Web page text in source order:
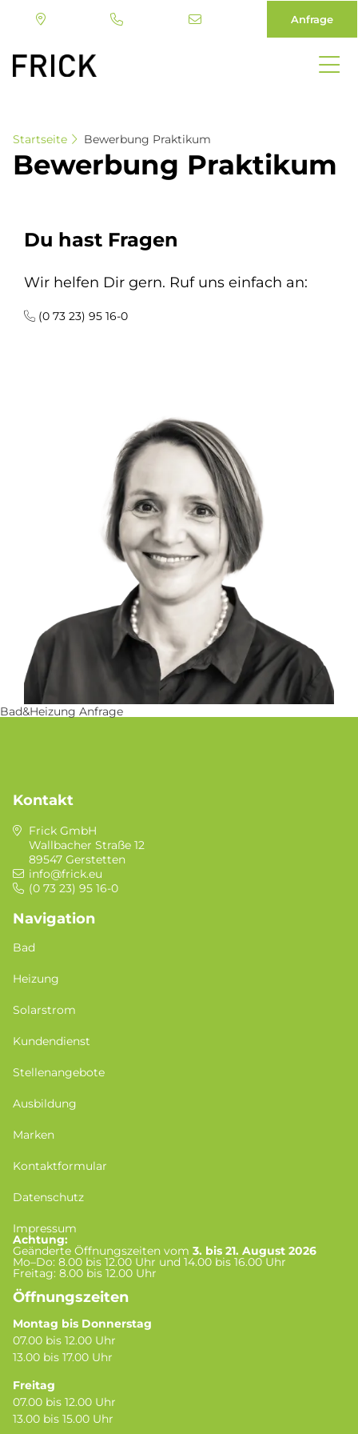
Anfrage
Startseite Bewerbung Praktikum
Be­wer­bung Prak­ti­kum
Du hast Fragen
Wir helfen Dir gern. Ruf uns einfach an:
(0 73 23) 95 16-0
Bad&Heizung Anfrage
Kontakt
Frick GmbH
Wallbacher Straße 12
89547 Gerstetten
info@frick.eu
(0 73 23) 95 16-0
Navigation
Bad
Heizung
Solarstrom
Kundendienst
Stellenangebote
Ausbildung
Marken
Kontaktformular
Datenschutz
Impressum
Achtung:
Geänderte Öffnungszeiten vom 3. bis 21. August 2026
Mo–Do: 8.00 bis 12.00 Uhr und 14.00 bis 16.00 Uhr
Freitag: 8.00 bis 12.00 Uhr
Öffnungszeiten
Montag bis Donnerstag
07.00 bis 12.00 Uhr
13.00 bis 17.00 Uhr
Freitag
07.00 bis 12.00 Uhr
13.00 bis 15.00 Uhr